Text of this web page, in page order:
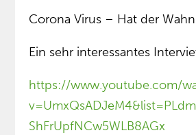
Corona Virus – Hat der
Ein sehr interessantes
https://www.youtube.com/
ShFrUpfNCw5WLB8AGx